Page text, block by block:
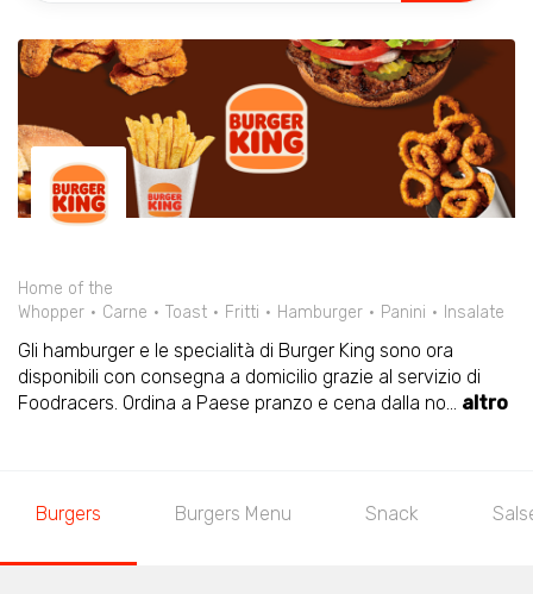
Home of the
Whopper
Carne Toast Fritti Hamburger Panini Insalate
Gli hamburger e le specialità di Burger King sono ora
disponibili con consegna a domicilio grazie al servizio di
Foodracers. Ordina a Paese pranzo e cena dalla no... altro
Burgers Burgers Menu Snack